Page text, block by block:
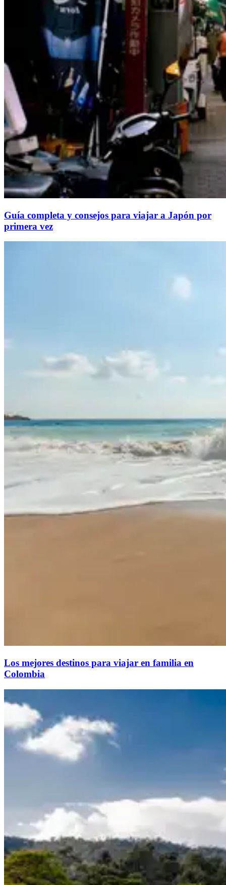
Guía completa y consejos para viajar a Japón por
primera vez
Los mejores destinos para viajar en familia en
Colombia